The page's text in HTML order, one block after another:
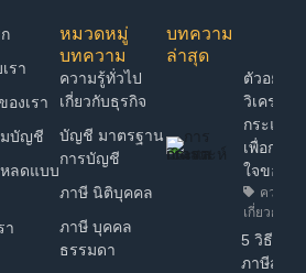
รา
องเรา
บัญชี
ลดแบบ
า
หมวดหมู่
บทความ
ความรู้ทั่วไป
เกี่ยวกับธุรกิจ
บัญชี มาตรฐาน
การบัญชี
ภาษี นิติบุคคล
ภาษี บุคคล
ธรรมดา
บทความ
ล่าสุด
ตัวอย่าง
วิเคราะห์
กระแสเ
เพื่อการ
ใจของ
ความรู้
เกี่ยวกับธุร
5 วิธี วา
ภาษีสำห